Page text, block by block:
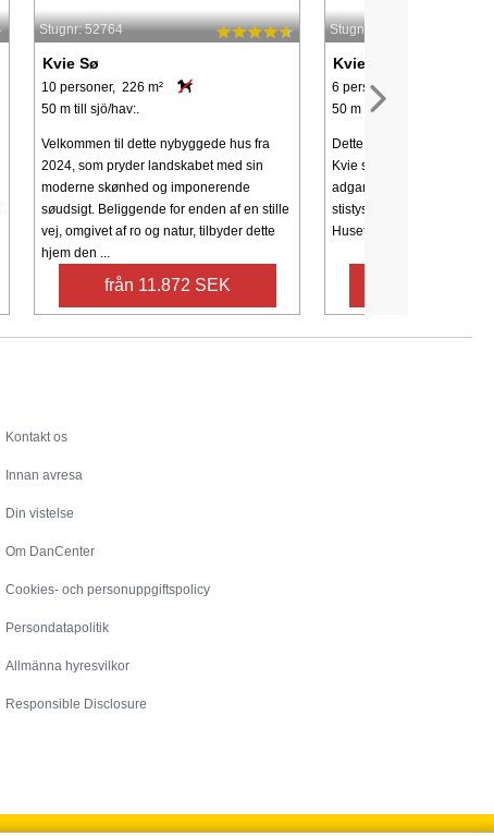
Stugnr: 52764
Kvie Sø
10 personer, 226 m²
50 m till sjö/hav:.
Velkommen til dette nybyggede hus fra
2024, som pryder landskabet med sin
moderne skønhed og imponerende
søudsigt. Beliggende for enden af ​​en stille
vej, omgivet af ro og natur, tilbyder dette
hjem den ...
från 11.872 SEK
Stugnr: 36134
Kvie Sø
6 personer, 122 m²
50 m till sjö/hav:.
Dette sommerhus ligger
Kvie sø. Stor, velplejet
adgang til søen. Rundt om
stistystem, som indbyder
Huset indbyder til gæster,
Kontakt os
Innan avresa
Din vistelse
Om DanCenter
Cookies- och personuppgiftspolicy
Persondatapolitik
Allmänna hyresvilkor
Responsible Disclosure